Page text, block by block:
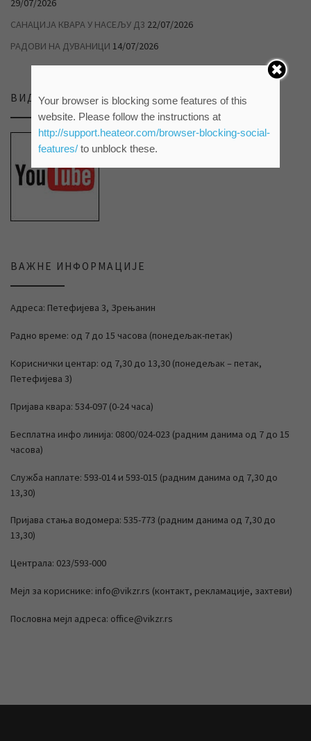
29/07/2026
САНАЦИЈА КВАРА У НАСЕЉУ Д3 22/07/2026
РАДОВИ НА ДУВАНИЦИ 14/07/2026
ВИДЕО ПРИЛОЗИ НА НАШЕМ ЈУТЈУБ КАНАЛУ
ВАЖНЕ ИНФОРМАЦИЈЕ
Адреса: Петефијева 3, Зрењанин
Радно време: од 7 до 15 часова (понедељак-петак)
Кориснички центар: од 7,30 до 13,30 (понедељак – петак,
Петефијева 3)
Пријава квара: 534-097 (0-24 часа)
Бесплатна инфо линија: 0800/024-023 (радним данима од 7 до 15
часова)
Служба наплате: 593-014 и 593-015 (радним данима од 7,30 до
13,30)
Пријава стања водомера: 535-773 (радним данима од 7,30 до
13,30)
Централа: 023/593-000
Мејл за кориснике: info@vikzr.rs (контакт, рекламације, захтеви)
Пословна мејл адреса: office@vikzr.rs
Your browser is blocking some features of this
website. Please follow the instructions at
http://support.heateor.com/browser-blocking-social-
features/to unblock these.